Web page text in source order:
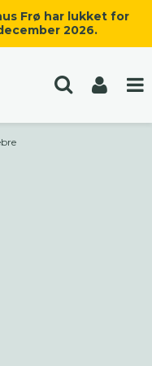
Frø har lukket for
2026.